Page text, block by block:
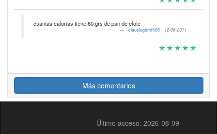
cuantas calorias tiene 60 grs de pan de elote
clauslugomfh05 , 12-06-2011
Más comentarios
Último acceso: 2026-08-09